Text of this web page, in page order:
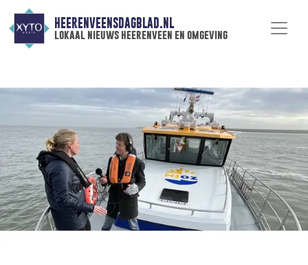
HEERENVEENSDAGBLAD.NL
lokaal nieuws heerenveen en omgeving